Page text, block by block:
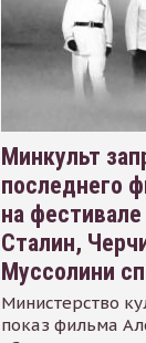
Минкульт
последнего
на
Сталин,
Муссолини
Министерство
показ фильма